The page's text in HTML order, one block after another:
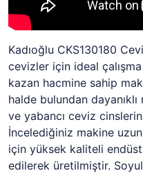
Kadıoğlu CKS130180
cevizler için ideal
kazan hacmine sahip
halde bulundan
ve yabancı ceviz
İncelediğiniz makine
için yüksek kaliteli
edilerek üretilmiştir.